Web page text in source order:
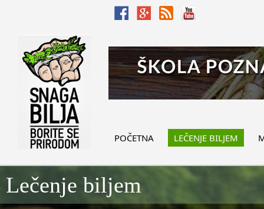
POČETNA LEČENJE BILJEM
Lečenje biljem